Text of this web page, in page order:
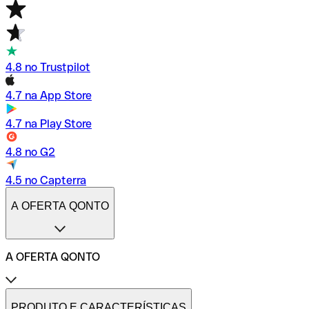
4.8 no Trustpilot
4.7 na App Store
4.7 na Play Store
4.8 no G2
4.5 no Capterra
A OFERTA QONTO
A OFERTA QONTO
Tarifas